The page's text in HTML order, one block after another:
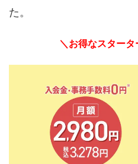
た。
＼お得なスター